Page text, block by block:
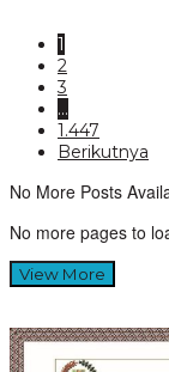
1
2
3
…
1.447
Berikutnya
No More Posts
No more pages to
View More